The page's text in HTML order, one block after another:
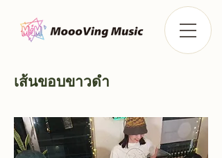
เส้นขอบขาวดำ